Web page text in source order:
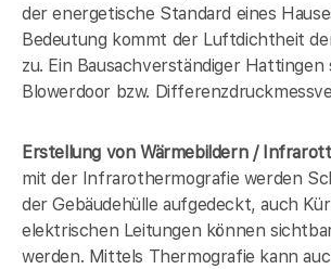
der energetische Standard eines
Bedeutung kommt der Luftdichtheit
zu. Ein Bausachverständiger Hattingen
Blowerdoor bzw.
Erstellung von Wärmebildern /
mit der Infrarothermografie werden
der Gebäudehülle aufgedeckt, auch
elektrischen Leitungen können
werden. Mittels Thermografie kann